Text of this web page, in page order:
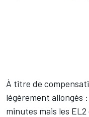
À titre de
légèrement allongés
minutes mais les